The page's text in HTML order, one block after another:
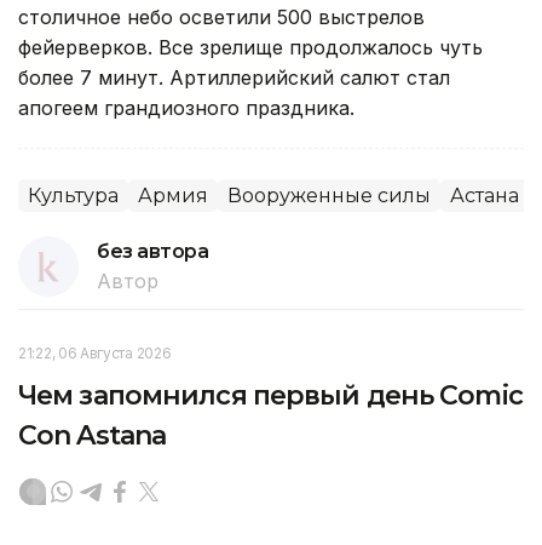
столичное небо осветили 500 выстрелов
фейерверков. Все зрелище продолжалось чуть
более 7 минут. Артиллерийский салют стал
апогеем грандиозного праздника.
Культура Армия Вооруженные силы Астана
без автора
Автор
21:22, 06 Августа 2026
Чем запомнился первый день Comic
Con Astana